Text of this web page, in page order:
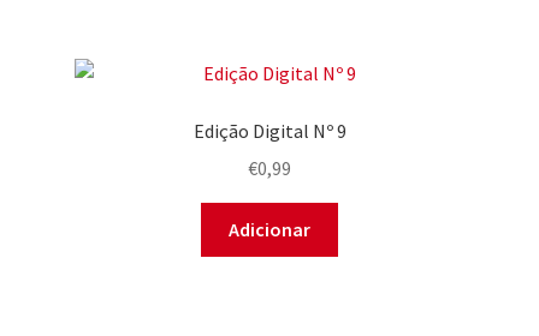
Edição Digital Nº 9
€0,99
Adicionar